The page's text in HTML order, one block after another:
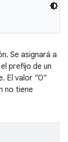
Se asignará a
prefijo de un
El valor "0"
no tiene